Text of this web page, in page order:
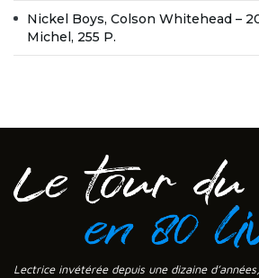
Nickel Boys, Colson Whitehead –
Michel, 255 P.
Lectrice invétérée depuis une dizaine